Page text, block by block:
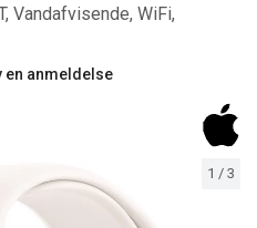
1 / 3
Vandafvisende, WiFi,
en anmeldelse